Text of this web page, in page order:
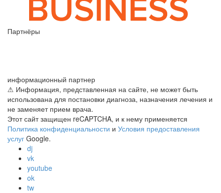
Партнёры
информационный партнер
⚠ Информация, представленная на сайте, не может быть
использована для постановки диагноза, назначения лечения и
не заменяет прием врача.
Этот сайт защищен reCAPTCHA, и к нему применяется
Политика конфиденциальности и Условия предоставления
услуг Google.
dj
vk
youtube
ok
tw